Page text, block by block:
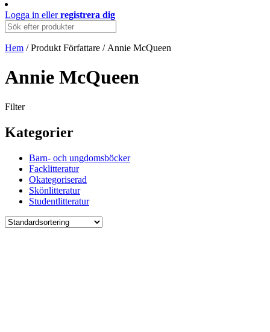
Logga in ellerregistrera dig
Hem / Produkt Författare / Annie McQueen
Annie McQueen
Filter
Kategorier
Barn- och ungdomsböcker
Facklitteratur
Okategoriserad
Skönlitteratur
Studentlitteratur